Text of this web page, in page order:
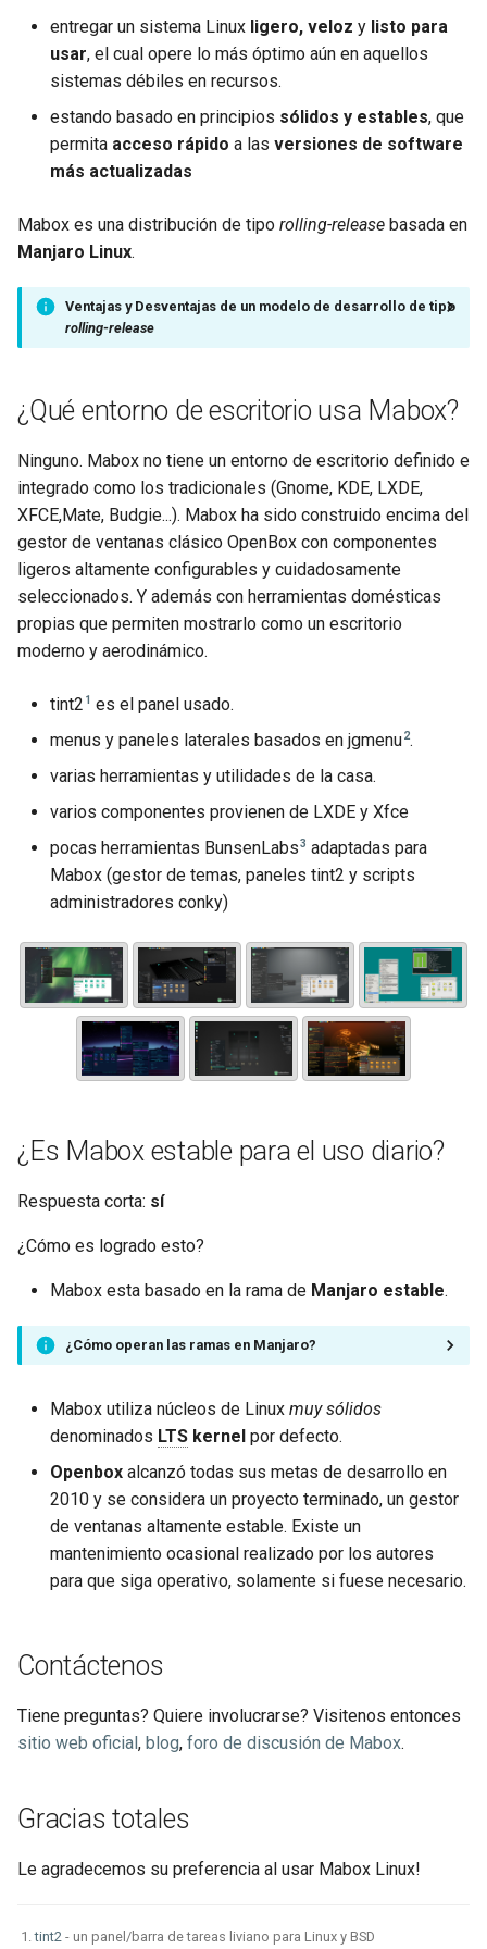
h
Herramientas/Apps de
terminal
Otras Apps
entregar un sistema Linux ligero, veloz y listo para
usar, el cual opere lo más óptimo aún en aquellos
sistemas débiles en recursos.
estando basado en principios sólidos y estables, que
permita acceso rápido a las versiones de software
más actualizadas
Mabox es una distribución de tipo rolling-release basada en
Manjaro Linux.
Ventajas y Desventajas de un modelo de desarrollo de tipo
rolling-release
¿Qué entorno de escritorio usa Mabox?
Ninguno. Mabox no tiene un entorno de escritorio definido e
integrado como los tradicionales (Gnome, KDE, LXDE,
XFCE,Mate, Budgie...). Mabox ha sido construido encima del
gestor de ventanas clásico OpenBox con componentes
ligeros altamente configurables y cuidadosamente
seleccionados. Y además con herramientas domésticas
propias que permiten mostrarlo como un escritorio
moderno y aerodinámico.
tint2 1 es el panel usado.
menus y paneles laterales basados en jgmenu2.
varias herramientas y utilidades de la casa.
varios componentes provienen de LXDE y Xfce
pocas herramientas BunsenLabs3 adaptadas para
Mabox (gestor de temas, paneles tint2 y scripts
administradores conky)
¿Es Mabox estable para el uso diario?
Respuesta corta: sí
¿Cómo es logrado esto?
Mabox esta basado en la rama de Manjaro estable.
¿Cómo operan las ramas en Manjaro?
Mabox utiliza núcleos de Linux muy sólidos
denominados LTS kernel por defecto.
Openbox alcanzó todas sus metas de desarrollo en
2010 y se considera un proyecto terminado, un gestor
de ventanas altamente estable. Existe un
mantenimiento ocasional realizado por los autores
para que siga operativo, solamente si fuese necesario.
Contáctenos
Tiene preguntas? Quiere involucrarse? Visitenos entonces
sitio web oficial, blog, foro de discusión de Mabox.
Gracias totales
Le agradecemos su preferencia al usar Mabox Linux!
tint2 - un panel/barra de tareas liviano para Linux y BSD